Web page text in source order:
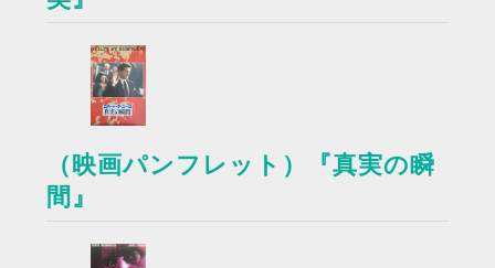
（映画パンフレット）『真実の瞬
間』